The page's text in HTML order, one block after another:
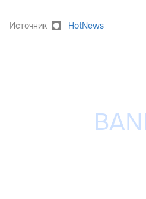
Источник HotNews